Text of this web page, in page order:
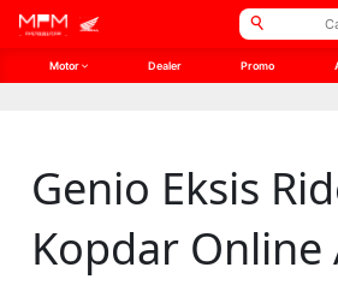
// Open Graph Meta // Twitter Meta
Motor Dealer Promo
Genio Eksis
Kopdar Online